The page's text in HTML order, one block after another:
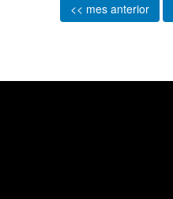
<< mes anterior